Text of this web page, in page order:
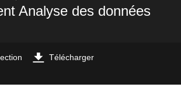
Analyse des données
Télécharger